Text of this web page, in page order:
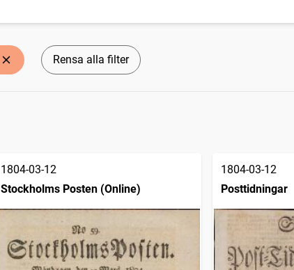
Rensa alla filter
1804-03-12
Stockholms Posten (Online)
1804-03-12
Posttidningar